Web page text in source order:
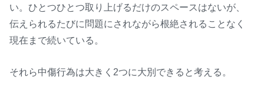
い。ひとつひとつ取り上げるだけのスペースはないが、
伝えられるたびに問題にされながら根絶されることなく
現在まで続いている。
それら中傷行為は大きく2つに大別できると考える。